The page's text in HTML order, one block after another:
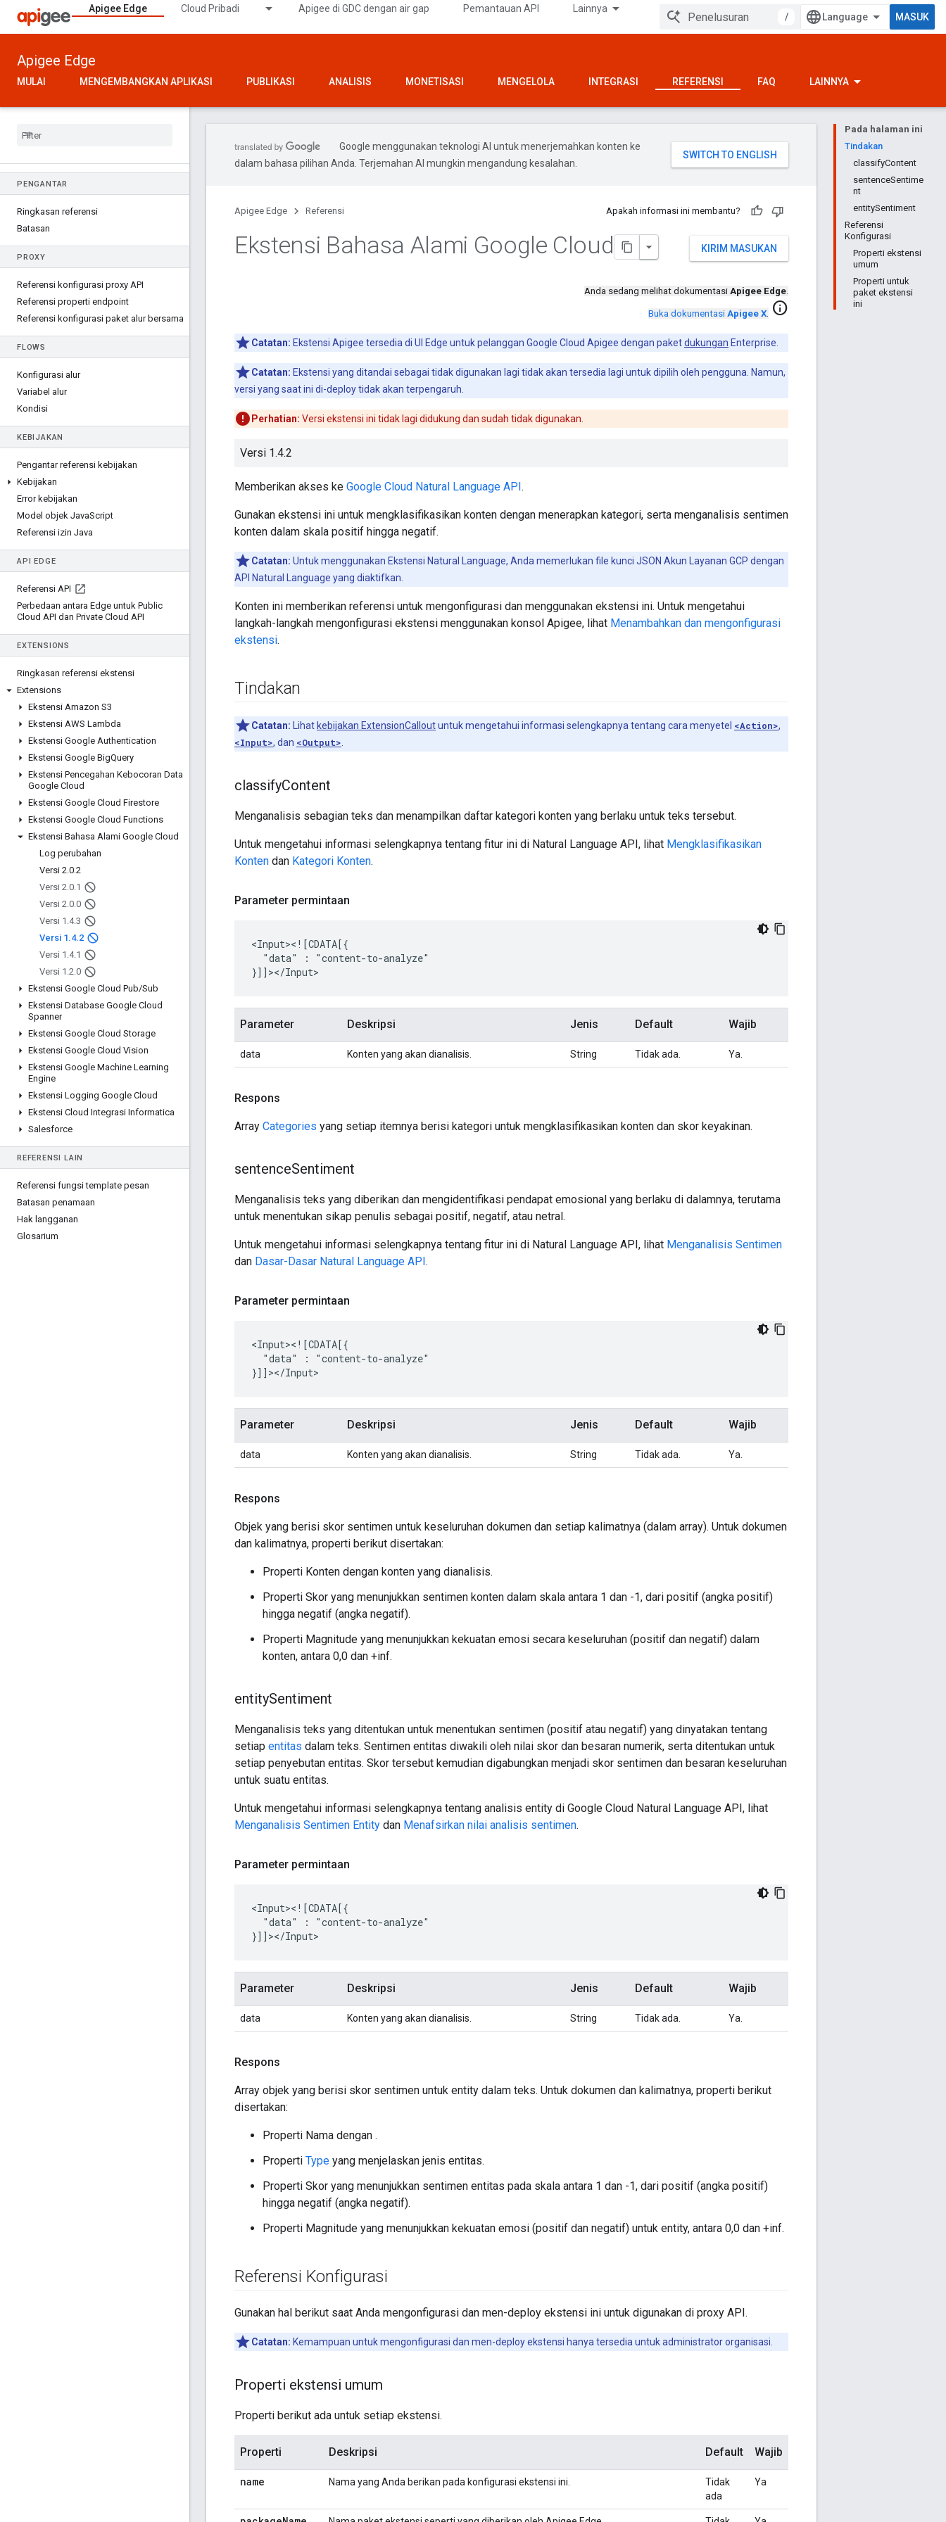
Apigee Edge Cloud Pribadi Apigee di GDC dengan air gap Pemantauan API Lainnya
/ MASUK
Apigee Edge
MULAI MENGEMBANGKAN APLIKASI PUBLIKASI ANALISIS MONETISASI MENGELOLA INTEGRASI REFERENSI FAQ LAINNYA
PENGANTAR
Ringkasan referensi
Batasan
PROXY
Referensi konfigurasi proxy API
Referensi properti endpoint
Referensi konfigurasi paket alur bersama
FLOWS
Konfigurasi alur
Variabel alur
Kondisi
KEBIJAKAN
Pengantar referensi kebijakan
Kebijakan
Error kebijakan
Model objek JavaScript
Referensi izin Java
API EDGE
Referensi API
Perbedaan antara Edge untuk Public
Cloud API dan Private Cloud API
EXTENSIONS
Ringkasan referensi ekstensi
Extensions
Ekstensi Amazon S3
Ekstensi AWS Lambda
Ekstensi Google Authentication
Ekstensi Google BigQuery
Ekstensi Pencegahan Kebocoran Data
Google Cloud
Ekstensi Google Cloud Firestore
Ekstensi Google Cloud Functions
Ekstensi Bahasa Alami Google Cloud
Log perubahan
Versi 2.0.2
Versi 2.0.1
Versi 2.0.0
Versi 1 .4.3
Versi 1.4.2
Versi 1 .4.1
Versi 1 .2.0
Ekstensi Google Cloud Pub/Sub
Ekstensi Database Google Cloud
Spanner
Ekstensi Google Cloud Storage
Ekstensi Google Cloud Vision
Ekstensi Google Machine Learning
Engine
Ekstensi Logging Google Cloud
Ekstensi Cloud Integrasi Informatica
Salesforce
REFERENSI LAIN
Referensi fungsi template pesan
Batasan penamaan
Hak langganan
Glosarium
Pada halaman ini
Tindakan
classifyContent
sentenceSentime
nt
entitySentiment
Referensi
Konfigurasi
Properti ekstensi
umum
Properti untuk
paket ekstensi
ini
Google menggunakan teknologi AI untuk menerjemahkan konten ke
dalam bahasa pilihan Anda. Terjemahan AI mungkin mengandung kesalahan.
Apigee Edge Referensi Apakah informasi ini membantu?
KIRIM MASUKAN
Ekstensi Bahasa Alami Google Cloud
Anda sedang melihat dokumentasi Apigee Edge.
Buka dokumentasi Apigee X. info
Catatan: Ekstensi Apigee tersedia di UI Edge untuk pelanggan Google Cloud Apigee dengan paketdukungan Enterprise.
Catatan: Ekstensi yang ditandai sebagai tidak digunakan lagi tidak akan tersedia lagi untuk dipilih oleh pengguna. Namun,
versi yang saat ini di-deploy tidak akan terpengaruh.
Perhatian: Versi ekstensi ini tidak lagi didukung dan sudah tidak digunakan.
Versi 1.4.2
Memberikan akses ke Google Cloud Natural Language API.
Gunakan ekstensi ini untuk mengklasifikasikan konten dengan menerapkan kategori, serta menganalisis sentimen
konten dalam skala positif hingga negatif.
Catatan: Untuk menggunakan Ekstensi Natural Language, Anda memerlukan file kunci JSON Akun Layanan GCP dengan
API Natural Language yang diaktifkan.
Konten ini memberikan referensi untuk mengonfigurasi dan menggunakan ekstensi ini. Untuk mengetahui
langkah-langkah mengonfigurasi ekstensi menggunakan konsol Apigee, lihat Menambahkan dan mengonfigurasi
ekstensi.
Tindakan
Catatan: Lihat kebijakan ExtensionCalloutuntuk mengetahui informasi selengkapnya tentang cara menyetel <Action>,
<Input>, dan <Output>
classifyContent
Menganalisis sebagian teks dan menampilkan daftar kategori konten yang berlaku untuk teks tersebut.
Untuk mengetahui informasi selengkapnya tentang fitur ini di Natural Language API, lihat Mengklasifikasikan
Konten dan Kategori Konten.
Parameter permintaan
"data"
:
"content-to-analyze"
Parameter Deskripsi Jenis Default Wajib
data Konten yang akan dianalisis. String Tidak ada. Ya.
Respons
Array Categories yang setiap itemnya berisi kategori untuk mengklasifikasikan konten dan skor keyakinan.
sentenceSentiment
Menganalisis teks yang diberikan dan mengidentifikasi pendapat emosional yang berlaku di dalamnya, terutama
untuk menentukan sikap penulis sebagai positif, negatif, atau netral.
Untuk mengetahui informasi selengkapnya tentang fitur ini di Natural Language API, lihat Menganalisis Sentimen
dan Dasar-Dasar Natural Language API.
Parameter permintaan
"data"
:
"content-to-analyze"
Parameter Deskripsi Jenis Default Wajib
data Konten yang akan dianalisis. String Tidak ada. Ya.
Respons
Objek yang berisi skor sentimen untuk keseluruhan dokumen dan setiap kalimatnya (dalam array). Untuk dokumen
dan kalimatnya, properti berikut disertakan:
Properti Konten dengan konten yang dianalisis.
Properti Skor yang menunjukkan sentimen konten dalam skala antara 1 dan -1, dari positif (angka positif)
hingga negatif (angka negatif).
Properti Magnitude yang menunjukkan kekuatan emosi secara keseluruhan (positif dan negatif) dalam
konten, antara 0,0 dan +inf.
entitySentiment
Menganalisis teks yang ditentukan untuk menentukan sentimen (positif atau negatif) yang dinyatakan tentang
setiap entitas dalam teks. Sentimen entitas diwakili oleh nilai skor dan besaran numerik, serta ditentukan untuk
setiap penyebutan entitas. Skor tersebut kemudian digabungkan menjadi skor sentimen dan besaran keseluruhan
untuk suatu entitas.
Untuk mengetahui informasi selengkapnya tentang analisis entity di Google Cloud Natural Language API, lihat
Menganalisis Sentimen Entity dan Menafsirkan nilai analisis sentimen.
Parameter permintaan
"data"
:
"content-to-analyze"
Parameter Deskripsi Jenis Default Wajib
data Konten yang akan dianalisis. String Tidak ada. Ya.
Respons
Array objek yang berisi skor sentimen untuk entity dalam teks. Untuk dokumen dan kalimatnya, properti berikut
disertakan:
Properti Nama dengan .
Properti Type yang menjelaskan jenis entitas.
Properti Skor yang menunjukkan sentimen entitas pada skala antara 1 dan -1, dari positif (angka positif)
hingga negatif (angka negatif).
Properti Magnitude yang menunjukkan kekuatan emosi (positif dan negatif) untuk entity, antara 0,0 dan +inf.
Referensi Konfigurasi
Gunakan hal berikut saat Anda mengonfigurasi dan men-deploy ekstensi ini untuk digunakan di proxy API.
Catatan: Kemampuan untuk mengonfigurasi dan men-deploy ekstensi hanya tersedia untuk administrator organisasi.
Properti ekstensi umum
Properti berikut ada untuk setiap ekstensi.
Properti Deskripsi Default Wajib
name Nama yang Anda berikan pada konfigurasi ekstensi ini.
Tidak
ada
Ya